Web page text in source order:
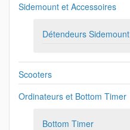
Sidemount et Accessoires
Détendeurs Sidemount
Scooters
Ordinateurs et Bottom Timer
Bottom Timer